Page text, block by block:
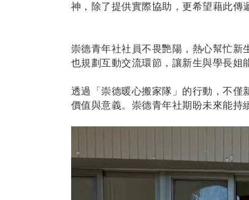
神，除了提供實際協助，更希望藉此傳
崇德青年社社員不畏艷陽，熱心幫忙新
也規劃互動交流環節，讓新生與學長姐
透過「崇德暖心搬家隊」的行動，不僅
價值與意義。崇德青年社期盼未來能持